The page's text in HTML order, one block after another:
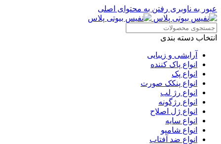
عبور به ناوبری رفتن به محتوای اصلی
انتخاب دسته بندی
آرایشی و زیبایی
انواع پاک کننده
انواع پک
انواع پنکک صورت
انواع رژ لب
انواع رژگونه
انواع ژل اصلاح
انواع سایه
انواع شامپو
انواع ضد آفتاب